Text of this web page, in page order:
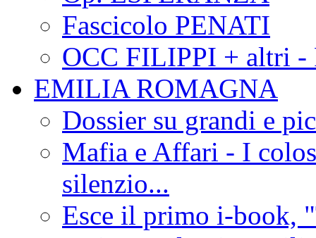
Fascicolo PENATI
OCC FILIPPI + altri -
EMILIA ROMAGNA
Dossier su grandi e
Mafia e Affari - I
silenzio...
Esce il primo i-book,